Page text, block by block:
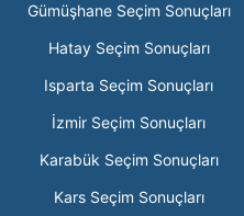
Gümüşhane Seçim Sonuçları
Hatay Seçim Sonuçları
Isparta Seçim Sonuçları
İzmir Seçim Sonuçları
Karabük Seçim Sonuçları
Kars Seçim Sonuçları